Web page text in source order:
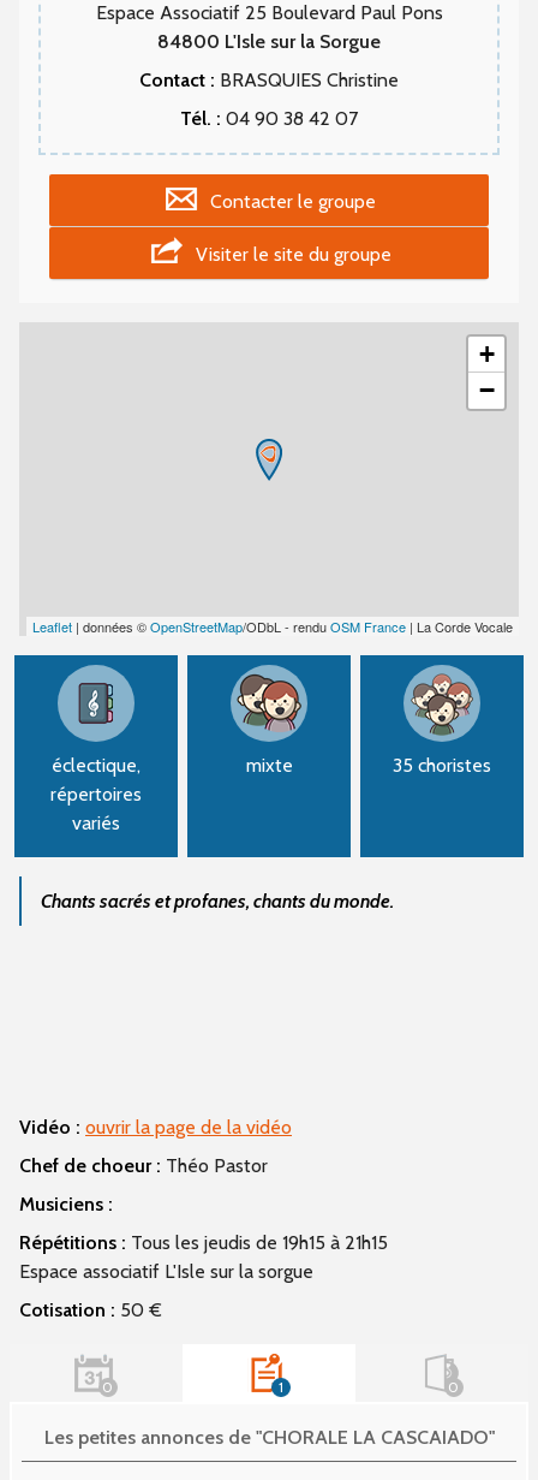
Espace Associatif 25 Boulevard Paul Pons
84800 L'Isle sur la Sorgue
Contact : BRASQUIES Christine
Tél. : 04 90 38 42 07
Contacter le groupe
Visiter le site du groupe
+
−
Leaflet | données ©OpenStreetMap/ODbL - renduOSM France | La Corde Vocale
éclectique,
répertoires
variés
mixte 35 choristes
Chants sacrés et profanes, chants du monde.
Vidéo : ouvrir la page de la vidéo
Chef de choeur : Théo Pastor
Musiciens :
Répétitions : Tous les jeudis de 19h15 à 21h15
Espace associatif L'Isle sur la sorgue
Cotisation : 50 €
0 1
Les petites annonces de "CHORALE LA CASCAIADO"
0